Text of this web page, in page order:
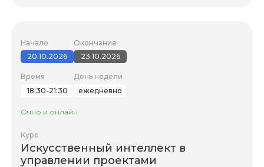
Начало
20.10.2026
Окончание
23.10.2026
Время
18:30-21:30
День недели
ежедневно
Очно и онлайн
Курс
Искусственный интеллект в
управлении проектами